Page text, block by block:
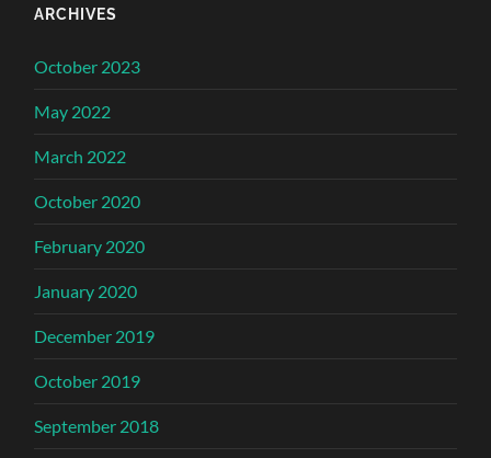
ARCHIVES
October 2023
May 2022
March 2022
October 2020
February 2020
January 2020
December 2019
October 2019
September 2018